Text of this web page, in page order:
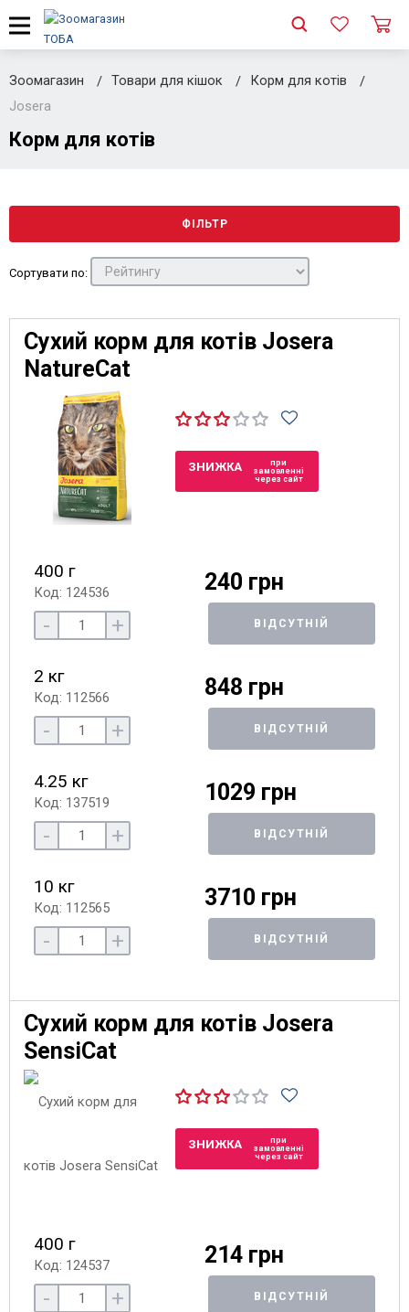
Зоомагазин Товари для кішок
Корм для котів
Josera
Корм для котів
ФІЛЬТР
Сортувати по:
Сухий корм для котів Josera
NatureCat
ЗНИЖКА
при
замовленні
через сайт
400 г
Код: 124536 240 грн
- + ВІДСУТНІЙ
2 кг
Код: 112566 848 грн
- + ВІДСУТНІЙ
4.25 кг
Код: 137519 1029 грн
- + ВІДСУТНІЙ
10 кг
Код: 112565 3710 грн
- + ВІДСУТНІЙ
Сухий корм для котів Josera
SensiCat
ЗНИЖКА
при
замовленні
через сайт
400 г
Код: 124537 214 грн
- + ВІДСУТНІЙ